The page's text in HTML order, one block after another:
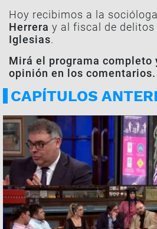
Hoy recibimos a la socióloga
Herrera y al fiscal de delitos
Iglesias.
Mirá el programa completo
opinión en los comentarios.
CAPÍTULOS